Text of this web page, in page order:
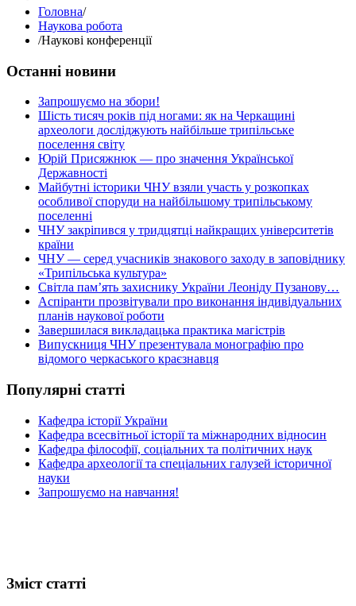
Головна/
Наукова робота
/Наукові конференції
Останні новини
Запрошуємо на збори!
Шість тисяч років під ногами: як на Черкащині
археологи досліджують найбільше трипільське
поселення світу
Юрій Присяжнюк — про значення Української
Державності
Майбутні історики ЧНУ взяли участь у розкопках
особливої споруди на найбільшому трипільському
поселенні
ЧНУ закріпився у тридцятці найкращих університетів
країни
ЧНУ — серед учасників знакового заходу в заповіднику
«Трипільська культура»
Світла пам’ять захиснику України Леоніду Пузанову…
Аспіранти прозвітували про виконання індивідуальних
планів наукової роботи
Завершилася викладацька практика магістрів
Випускниця ЧНУ презентувала монографію про
відомого черкаського краєзнавця
Популярні статті
Кафедра історії України
Кафедра всесвітньої історії та міжнародних відносин
Кафедра філософії, соціальних та політичних наук
Кафедра археології та спеціальних галузей історичної
науки
Запрошуємо на навчання!
Зміст статті